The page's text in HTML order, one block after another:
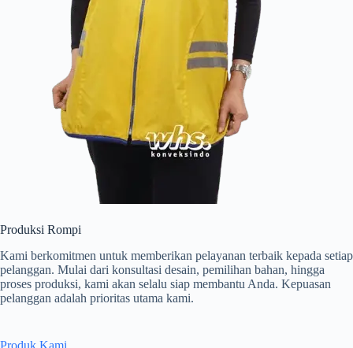
Produksi Rompi
Kami berkomitmen untuk memberikan pelayanan terbaik kepada setiap
pelanggan. Mulai dari konsultasi desain, pemilihan bahan, hingga
proses produksi, kami akan selalu siap membantu Anda. Kepuasan
pelanggan adalah prioritas utama kami.
Produk Kami